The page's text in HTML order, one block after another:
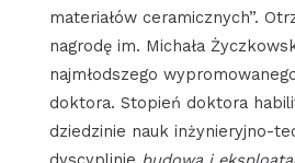
materiałów ceramicznych”.
nagrodę im. Michała
najmłodszego
doktora. Stopień doktora
dziedzinie nauk inżynieryjno-